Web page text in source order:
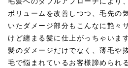
ボリュームを改善しつつ、毛先の
いたダメージ部分もこんなに艶々
けど纏まる髪に仕上がっちゃいま
髪のダメージだけでなく、薄毛や
毛で悩まれているお客様諦められ